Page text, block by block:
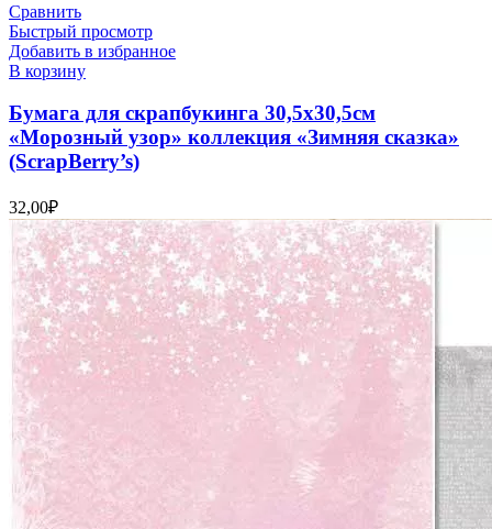
Сравнить
Быстрый просмотр
Добавить в избранное
В корзину
Бумага для скрапбукинга 30,5х30,5см
«Морозный узор» коллекция «Зимняя сказка»
(ScrapBerry’s)
32,00₽